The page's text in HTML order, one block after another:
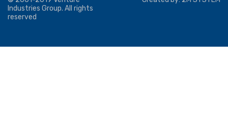
Industries Group. All rights
reserved